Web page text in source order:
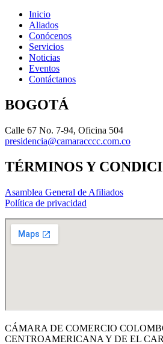
Inicio
Aliados
Conócenos
Servicios
Noticias
Eventos
Contáctanos
BOGOTÁ
Calle 67 No. 7-94, Oficina 504
presidencia@camaracccc.com.co
TÉRMINOS Y
Asamblea General de Afiliados
Política de privacidad
CÁMARA DE COMERCIO
CENTROAMERICANA Y DE EL